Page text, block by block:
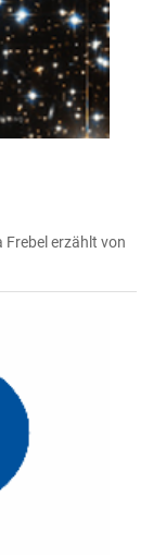
Frebel erzählt von